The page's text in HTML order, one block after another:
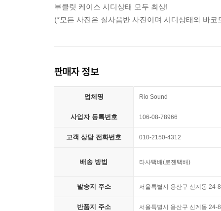
부클릿 케이스 시디상태 모두 최상!
(*모든 사진은 실사음반 사진이며 시디상태와 바
판매자 정보
업체명 Rio Sound
사업자 등록번호 106-08-78966
고객 상담 전화번호 010-2150-4312
배송 방법 타사택배(로젠택배)
발송지 주소 서울특별시 용산구 신계동 24-
반품지 주소 서울특별시 용산구 신계동 24-